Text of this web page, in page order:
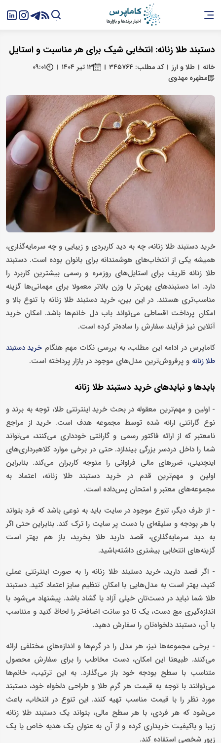
دستبند طلا زنانه: انتخابی شیک برای هر مناسبت و استایل
خانه طلا و ارز کد مطلب: ۳۴۵۷۶۴ ۱۳ تیر ۱۴۰۴
۰۹:۰۱
مطهره مهدوی
خرید دستبند طلا زنانه، چه به دید کاربردی و زیبایی و چه سرمایه‌گذاری،
همیشه یکی از انتخاب‌های هوشمندانه برای بانوان بوده است. دستبند
طلا زنانه ظریف برای استایل‌های روزمره و رسمی بیشترین کاربرد را
دارد. اما دستبندهای پهن‌تر با وزن‌ بالاتر معمولا برای مهمانی‌ها گزینه
مناسب‌تری هستند. در این بین، خرید دستبند طلا زنانه با تنوع بالا و
امکان پرداخت اقساطی می‌تواند باب دل خانم‌ها باشد. امکان خرید
آنلاین نیز فرآیند سفارش را ساده‌تر کرده است.
کاماپرس در ادامه این مطلب، به بررسی نکات مهم هنگام خرید دستبند
طلا زنانه و پرفروش‌ترین مدل‌های موجود در بازار پرداخته است.
بایدها و نبایدهای خرید دستبند طلا زنانه
- اولین و مهم‌ترین معقوله در بحث خرید اینترنتی طلا، توجه به برند و
نوع گارانتی ارائه شده توسط مجموعه هدف است. خرید از مراجع
نامعتبر که از ارائه فاکتور رسمی و گارانتی خودداری می‌کنند، می‌تواند
شما را داخل دردسر بزرگی بیندازد. حتی در برخی موارد کلاهبرداری‌های
اینچنینی، ضررهای مالی فراوانی را متوجه کاربران می‌کند. بنابراین
اولین و مهم‌ترین قدم در خرید دستبند طلا زنانه، اعتماد به
مجموعه‌های معتبر و امتحان پس‌داده است.
- از طرف دیگر، تنوع موجود در سایت باید به نوعی باشد که فرد بتواند
با هر بودجه‌ و سلیقه‌ای با دست پر سایت را ترک کند. بنابراین حتی اگر
به دید سرمایه‌گذاری، قصد دارید طلا بخرید، باز هم بهتر است
گزینه‌های انتخابی بیشتری داشته‌باشید.
- اگر قصد دارید، خرید دستبند طلا زنانه را به صورت اینترنتی عملی
کنید، بهتر است به مدل‌هایی با امکان تنظیم سایز اعتماد کنید. دستبند
طلا شما نباید در دست‌تان خیلی آزاد یا گشاد باشد. پیشنهاد می‌شود با
اندازه‌گیری مچ دست، یک تا دو سانت اضافه‌تر را لحاظ کنید و متناسب
با آن، دستبند دلخواه‌تان را سفارش دهید.
- برخی مجموعه‌ها نیز، هر مدل را در گرم‌ها و اندازه‌های مختلفی ارائه
می‌کنند. طبیعتا این امکان، دست مخاطب را برای سفارش محصول
متناسب با سطح بودجه خود باز می‌گذارد. به این ترتیب، خانم‌ها
می‌توانند با توجه به قیمت هر گرم طلا و طراحی دلخواه خود، دستبند
مورد نظر را با قیمت مناسب تهیه کنند. این تنوع در انتخاب، باعث
می‌شود که هر فردی، با هر سطح مالی، بتواند یک دستبند طلا زنانه
زیبا و باکیفیت خریداری کرده و از آن به عنوان یک هدیه خاص یا یک
زیور شخصی استفاده کند.